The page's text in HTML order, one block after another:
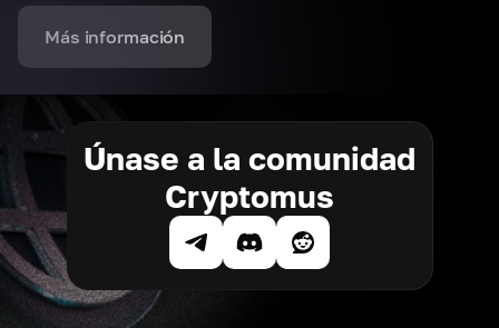
Más información
Únase a la comunidad
Cryptomus